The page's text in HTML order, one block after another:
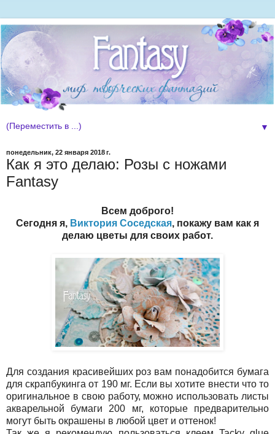
▼
понедельник, 22 января 2018 г.
Как я это делаю: Розы с ножами
Fantasy
Всем доброго!
Сегодня я, Виктория Соседская, покажу вам как я
делаю цветы для своих работ.
Для создания красивейших роз вам понадобится бумага
для скрапбукинга от 190 мг. Если вы хотите внести что то
оригинальное в свою работу, можно использовать листы
акварельной бумаги 200 мг, которые предварительно
могут быть окрашены в любой цвет и оттенок!